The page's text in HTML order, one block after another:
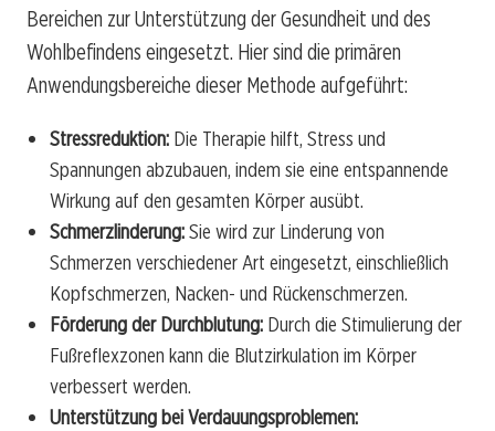
Bereichen zur Unterstützung der Gesundheit und des
Wohlbefindens eingesetzt. Hier sind die primären
Anwendungsbereiche dieser Methode aufgeführt:
Stressreduktion: Die Therapie hilft, Stress und
Spannungen abzubauen, indem sie eine entspannende
Wirkung auf den gesamten Körper ausübt.
Schmerzlinderung:Sie wird zur Linderung von
Schmerzen verschiedener Art eingesetzt, einschließlich
Kopfschmerzen, Nacken- und Rückenschmerzen.
Förderung der Durchblutung: Durch die Stimulierung der
Fußreflexzonen kann die Blutzirkulation im Körper
verbessert werden.
Unterstützung bei Verdauungsproblemen: